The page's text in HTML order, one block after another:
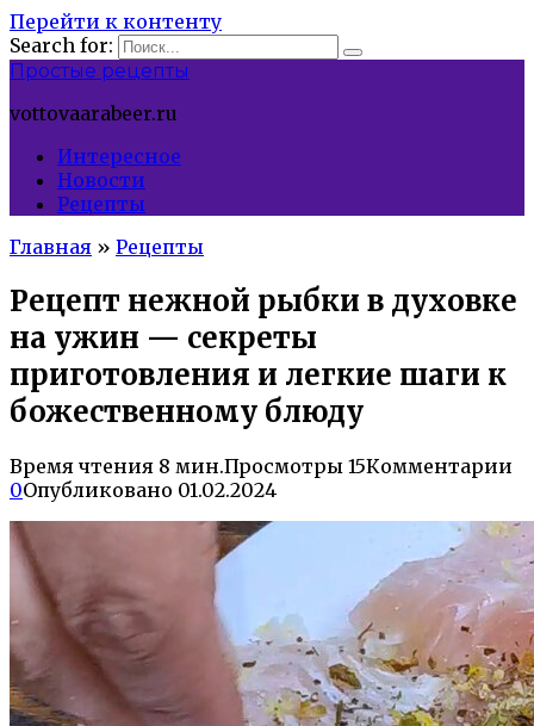
Перейти к контенту
Search for:
Простые рецепты
vottovaarabeer.ru
Интересное
Новости
Рецепты
Главная » Рецепты
Рецепт нежной рыбки в духовке
на ужин — секреты
приготовления и легкие шаги к
божественному блюду
Время чтения 8 мин.Просмотры 15Комментарии
0Опубликовано 01.02.2024